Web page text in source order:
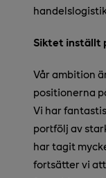
Siktet inställt
Vår ambition
positionerna
Vi har
portfölj av
har tagit
fortsätter vi